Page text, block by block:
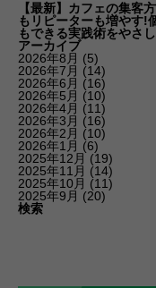
【最新】カフェの集客
もリピーターも増やす!
もできる実践術をやさ
アーカイブ
2026年8月 (5)
2026年7月 (14)
2026年6月 (16)
2026年5月 (10)
2026年4月 (11)
2026年3月 (16)
2026年2月 (10)
2026年1月 (6)
2025年12月 (19)
2025年11月 (14)
2025年10月 (11)
2025年9月 (20)
検索